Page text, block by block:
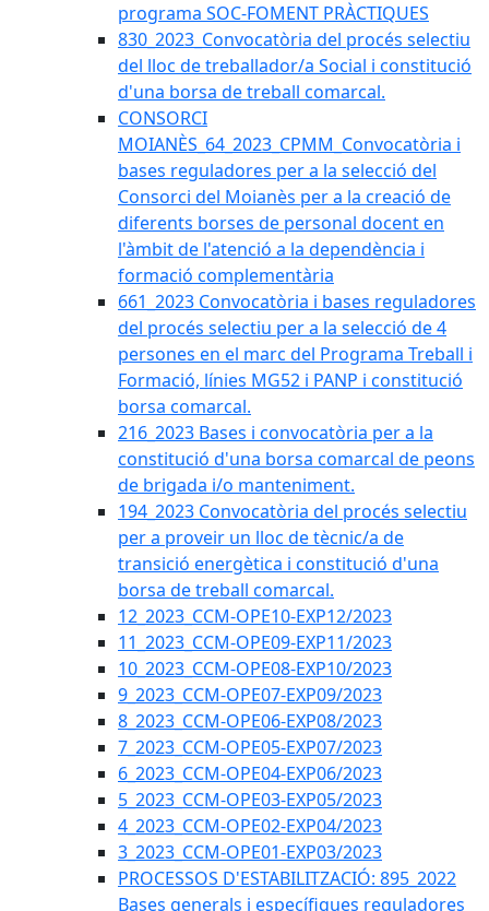
programa SOC-FOMENT PRÀCTIQUES
830_2023_Convocatòria del procés selectiu
del lloc de treballador/a Social i constitució
d'una borsa de treball comarcal.
CONSORCI
MOIANÈS_64_2023_CPMM_Convocatòria i
bases reguladores per a la selecció del
Consorci del Moianès per a la creació de
diferents borses de personal docent en
l'àmbit de l'atenció a la dependència i
formació complementària
661_2023 Convocatòria i bases reguladores
del procés selectiu per a la selecció de 4
persones en el marc del Programa Treball i
Formació, línies MG52 i PANP i constitució
borsa comarcal.
216_2023 Bases i convocatòria per a la
constitució d'una borsa comarcal de peons
de brigada i/o manteniment.
194_2023 Convocatòria del procés selectiu
per a proveir un lloc de tècnic/a de
transició energètica i constitució d'una
borsa de treball comarcal.
12_2023_CCM-OPE10-EXP12/2023
11_2023_CCM-OPE09-EXP11/2023
10_2023_CCM-OPE08-EXP10/2023
9_2023_CCM-OPE07-EXP09/2023
8_2023_CCM-OPE06-EXP08/2023
7_2023_CCM-OPE05-EXP07/2023
6_2023_CCM-OPE04-EXP06/2023
5_2023_CCM-OPE03-EXP05/2023
4_2023_CCM-OPE02-EXP04/2023
3_2023_CCM-OPE01-EXP03/2023
PROCESSOS D'ESTABILITZACIÓ: 895_2022
Bases generals i específiques reguladores